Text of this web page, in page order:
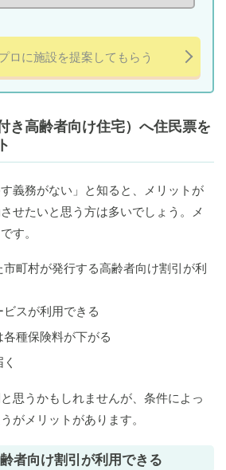
ロに施設を提案してもらう
き高齢者向け住宅）へ住民票を
義務がない」と知ると、メリットが
せたいと思う方は多いでしょう。メ
す。
町村が発行する高齢者向け割引が利
スが利用できる
種保険料が下がる
思うかもしれませんが、条件によっ
がメリットがあります。
者向け割引が利用できる